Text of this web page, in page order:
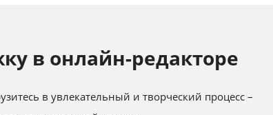
в онлайн-редакторе
в увлекательный и творческий процесс –